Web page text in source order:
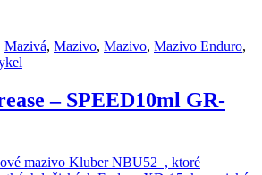
Mazivá, Mazivo, Mazivo, Mazivo Enduro,
– SPEED10ml GR-
mazivo Kluber NBU52 , ktoré